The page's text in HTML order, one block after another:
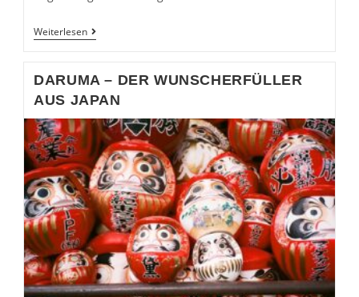
WeiterlesenBeeindrucken
Sie
Begrüßung
(1/5)
DARUMA – DER WUNSCHERFÜLLER
AUS JAPAN